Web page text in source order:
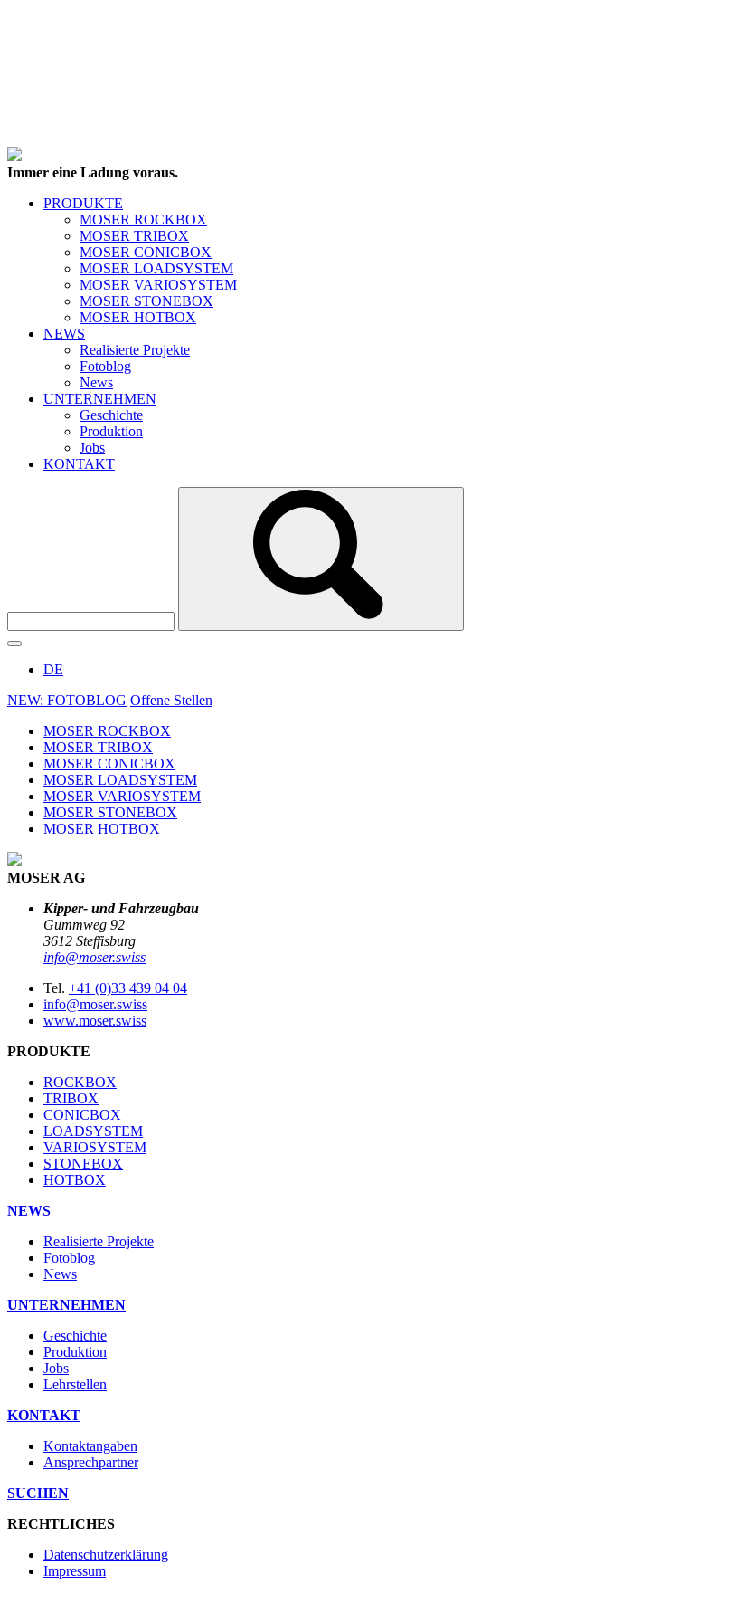
Immer eine Ladung voraus.
PRODUKTE
MOSER ROCKBOX
MOSER TRIBOX
MOSER CONICBOX
MOSER LOADSYSTEM
MOSER VARIOSYSTEM
MOSER STONEBOX
MOSER HOTBOX
NEWS
Realisierte Projekte
Fotoblog
News
UNTERNEHMEN
Geschichte
Produktion
Jobs
KONTAKT
DE
NEW: FOTOBLOG Offene Stellen
MOSER ROCKBOX
MOSER TRIBOX
MOSER CONICBOX
MOSER LOADSYSTEM
MOSER VARIOSYSTEM
MOSER STONEBOX
MOSER HOTBOX
MOSER AG
Kipper- und Fahrzeugbau
Gummweg 92
3612 Steffisburg
info@moser.swiss
Tel. +41 (0)33 439 04 04
info@moser.swiss
www.moser.swiss
PRODUKTE
ROCKBOX
TRIBOX
CONICBOX
LOADSYSTEM
VARIOSYSTEM
STONEBOX
HOTBOX
NEWS
Realisierte Projekte
Fotoblog
News
UNTERNEHMEN
Geschichte
Produktion
Jobs
Lehrstellen
KONTAKT
Kontaktangaben
Ansprechpartner
SUCHEN
RECHTLICHES
Datenschutzerklärung
Impressum